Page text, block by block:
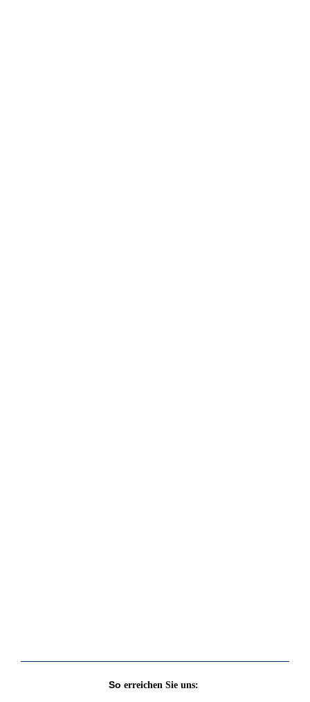
So erreichen Sie uns: